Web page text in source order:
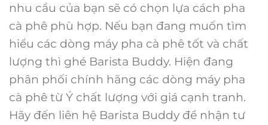
nhu cầu của bạn sẽ có chọn lựa cách pha
cà phê phù hợp. Nếu bạn đang muốn tìm
hiểu các dòng máy pha cà phê tốt và chất
lượng thì ghé Barista Buddy. Hiện đang
phân phối chính hãng các dòng máy pha
cà phê từ Ý chất lượng với giá cạnh tranh.
Hãy đến liên hệ Barista Buddy để nhận tư